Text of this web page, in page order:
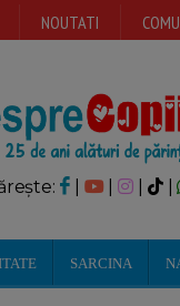
NOUTATI
| |
SARCINA